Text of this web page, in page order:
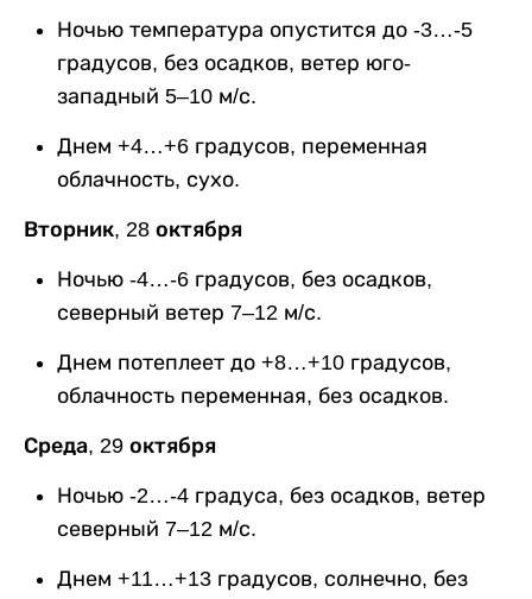
Ночью температура опустится до -3…-5
градусов, без осадков, ветер юго-
западный 5–10 м/с.
Днем +4…+6 градусов, переменная
облачность, сухо.
Вторник, 28 октября
Ночью -4…-6 градусов, без осадков,
северный ветер 7–12 м/с.
Днем потеплеет до +8…+10 градусов,
облачность переменная, без осадков.
Среда, 29 октября
Ночью -2…-4 градуса, без осадков, ветер
северный 7–12 м/с.
Днем +11…+13 градусов, солнечно, без